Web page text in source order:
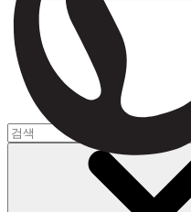
장바구니